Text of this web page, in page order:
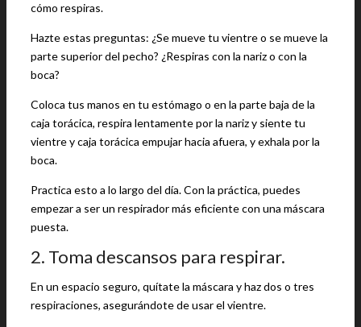
cómo respiras.
Hazte estas preguntas: ¿Se mueve tu vientre o se mueve la
parte superior del pecho? ¿Respiras con la nariz o con la
boca?
Coloca tus manos en tu estómago o en la parte baja de la
caja torácica, respira lentamente por la nariz y siente tu
vientre y caja torácica empujar hacia afuera, y exhala por la
boca.
Practica esto a lo largo del día. Con la práctica, puedes
empezar a ser un respirador más eficiente con una máscara
puesta.
2. Toma descansos para respirar.
En un espacio seguro, quítate la máscara y haz dos o tres
respiraciones, asegurándote de usar el vientre.